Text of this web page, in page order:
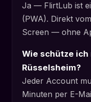
Ja — FlirtLub ist
(PWA). Direkt
Screen — ohne
Wie schütze
Rüsselsheim?
Jeder Account
Minuten per E-